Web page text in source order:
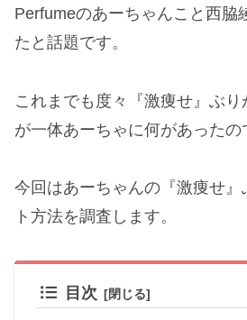
Perfumeのあーちゃんこと西脇
たと話題です。
これまでも度々『激痩せ』ぶ
が一体あーちゃに何があったの
今回はあーちゃんの『激痩せ』
ト方法を調査します。
目次